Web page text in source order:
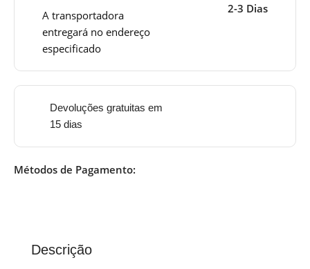
A transportadora
entregará no endereço
especificado
2-3 Dias
Devoluções gratuitas em
15 dias
Métodos de Pagamento:
Descrição